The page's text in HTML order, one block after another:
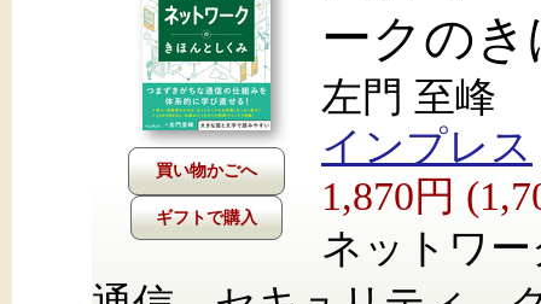
ギフトで購入
ークの
左門 至峰
インプレス
1,870円
ネットワ